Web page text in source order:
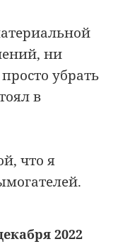
ни
убрать
в
что я
2022